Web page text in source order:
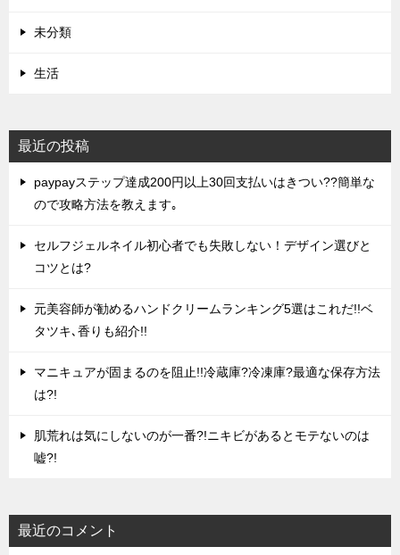
未分類
生活
最近の投稿
paypayステップ達成200円以上30回支払いはきつい??簡単な
ので攻略方法を教えます｡
セルフジェルネイル初心者でも失敗しない！デザイン選びと
コツとは?
元美容師が勧めるハンドクリームランキング5選はこれだ!!ベ
タツキ､香りも紹介!!
マニキュアが固まるのを阻止!!冷蔵庫?冷凍庫?最適な保存方法
は?!
肌荒れは気にしないのが一番?!ニキビがあるとモテないのは
嘘?!
最近のコメント